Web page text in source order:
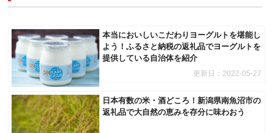
本当においしいこだわりヨーグルトを堪能し
よう！ふるさと納税の返礼品でヨーグルトを
提供している自治体を紹介
更新日： 2022-05-27
日本有数の米・酒どころ！新潟県南魚沼市の
返礼品で大自然の恵みを存分に味わおう